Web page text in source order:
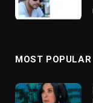
MOST POPULAR